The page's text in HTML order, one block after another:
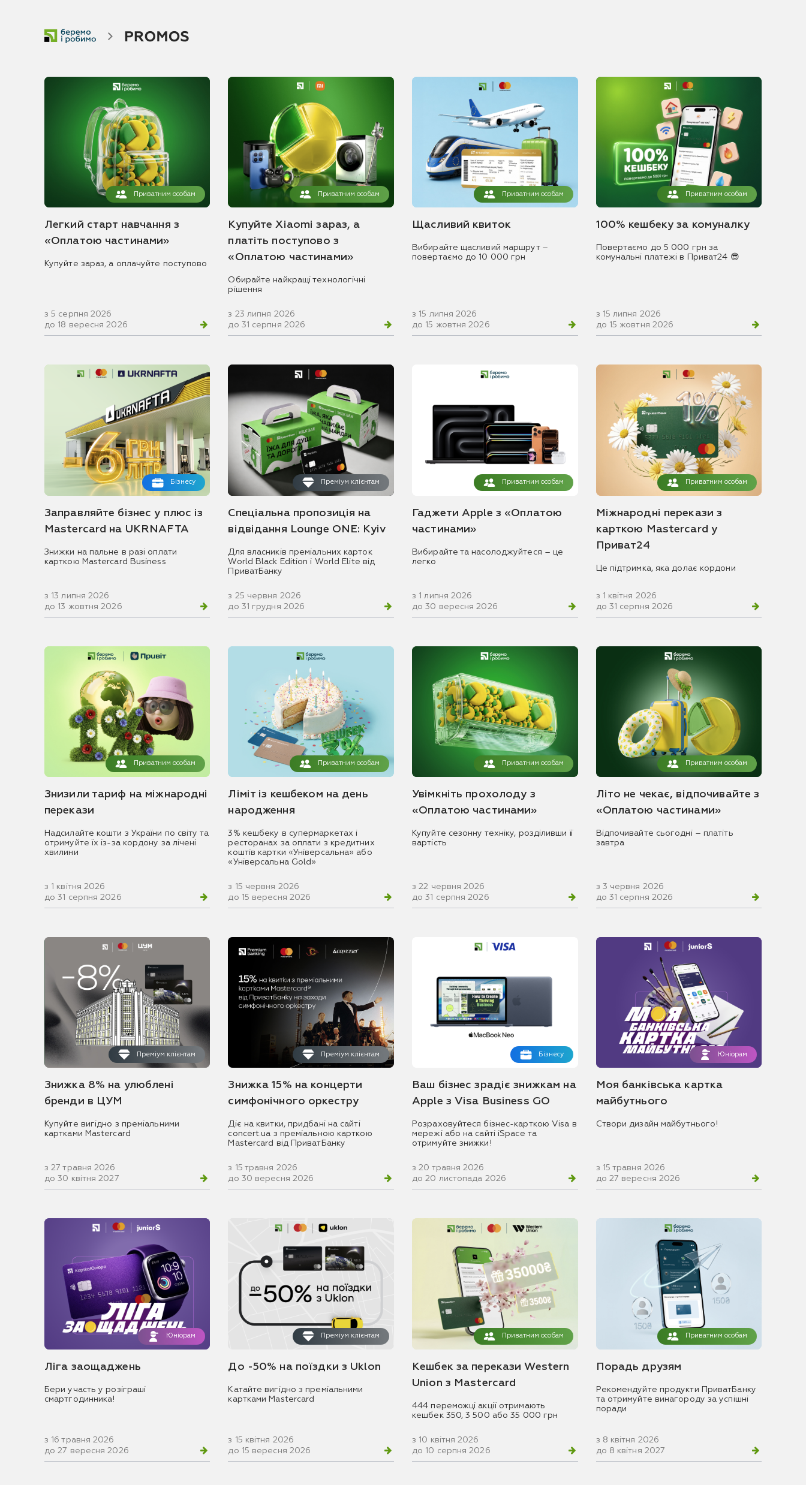
Приватним особам
Легкий старт навчання з
«Оплатою частинами»
Купуйте зараз, а оплачуйте поступово
з 5 серпня 2026
до 18 вересня 2026
Приватним особам
Купуйте Xiaomi зараз, а
платіть поступово з
«Оплатою частинами»
Обирайте найкращі технологічні
рішення
з 23 липня 2026
до 31 серпня 2026
Приватним особам
Щасливий квиток
Вибирайте щасливий маршрут –
повертаємо до 10 000 грн
з 15 липня 2026
до 15 жовтня 2026
Приватним особам
100% кешбеку за комуналку
Повертаємо до 5 000 грн за
комунальні платежі в Приват24 😎
з 15 липня 2026
до 15 жовтня 2026
Бізнесу
Заправляйте бізнес у плюс із
Mastercard на UKRNAFTA
Знижки на пальне в разі оплати
карткою Mastercard Business
з 13 липня 2026
до 13 жовтня 2026
Преміум клієнтам
Спеціальна пропозиція на
відвідання Lounge ONE: Kyiv
Для власників преміальних карток
World Black Edition і World Elite від
ПриватБанку
з 25 червня 2026
до 31 грудня 2026
Приватним особам
Гаджети Apple з «Оплатою
частинами»
Вибирайте та насолоджуйтеся – це
легко
з 1 липня 2026
до 30 вересня 2026
Приватним особам
Міжнародні перекази з
карткою Mastercard у
Приват24
Це підтримка, яка долає кордони
з 1 квітня 2026
до 31 серпня 2026
Приватним особам
Знизили тариф на міжнародні
перекази
Надсилайте кошти з України по світу та
отримуйте їх із-за кордону за лічені
хвилини
з 1 квітня 2026
до 31 серпня 2026
Приватним особам
Ліміт із кешбеком на день
народження
3% кешбеку в супермаркетах і
ресторанах за оплати з кредитних
коштів картки «Універсальна» або
«Універсальна Gold»
з 15 червня 2026
до 15 вересня 2026
Приватним особам
Увімкніть прохолоду з
«Оплатою частинами»
Купуйте сезонну техніку, розділивши її
вартість
з 22 червня 2026
до 31 серпня 2026
Приватним особам
Літо не чекає, відпочивайте з
«Оплатою частинами»
Відпочивайте сьогодні – платіть
завтра
з 3 червня 2026
до 31 серпня 2026
Преміум клієнтам
Знижка 8% на улюблені
бренди в ЦУМ
Купуйте вигідно з преміальними
картками Mastercard
з 27 травня 2026
до 30 квітня 2027
Преміум клієнтам
Знижка 15% на концерти
симфонічного оркестру
Діє на квитки, придбані на сайті
concert.ua з преміальною карткою
Mastercard від ПриватБанку
з 15 травня 2026
до 30 вересня 2026
Бізнесу
Ваш бізнес зрадіє знижкам на
Apple з Visa Business GO
Розраховуйтеся бізнес-карткою Visa в
мережі або на сайті iSpace та
отримуйте знижки!
з 20 травня 2026
до 20 листопада 2026
Юніорам
Моя банківська картка
майбутнього
Створи дизайн майбутнього!
з 15 травня 2026
до 27 вересня 2026
Юніорам
Ліга заощаджень
Бери участь у розіграші
смартгодинника!
з 16 травня 2026
до 27 вересня 2026
Преміум клієнтам
До -50% на поїздки з Uklon
Катайте вигідно з преміальними
картками Mastercard
з 15 квітня 2026
до 15 вересня 2026
Приватним особам
Кешбек за перекази Western
Union з Mastercard
444 переможці акції отримають
кешбек 350, 3 500 або 35 000 грн
з 10 квітня 2026
до 10 серпня 2026
Приватним особам
Порадь друзям
Рекомендуйте продукти ПриватБанку
та отримуйте винагороду за успішні
поради
з 8 квітня 2026
до 8 квітня 2027